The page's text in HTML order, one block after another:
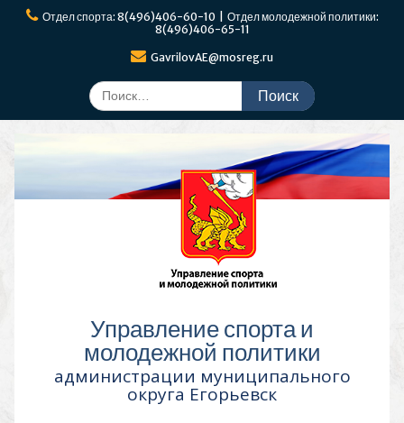
ПерейтиОтдел спорта: 8(496)406-60-10 | Отдел молодежной политики:
8(496)406-65-11
GavrilovAE@mosreg.ru
Поиск
по:
Управление спорта и
молодежной политики
администрации муниципального
округа Егорьевск